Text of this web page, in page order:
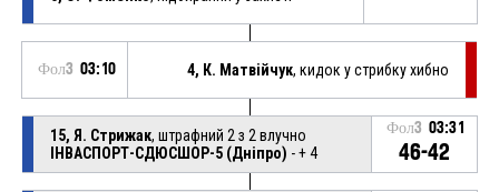
Фол3 03:10 4, К. Матвійчук, кидок у стрибку хибно
15, Я. Стрижак, штрафний 2 з 2 влучно
ІНВАСПОРТ-СДЮСШОР-5 (Дніпро) - + 4
Фол3 03:31
46-42